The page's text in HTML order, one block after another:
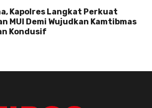
Kapolres Langkat Perkuat
MUI Demi Wujudkan Kamtibmas
Kondusif